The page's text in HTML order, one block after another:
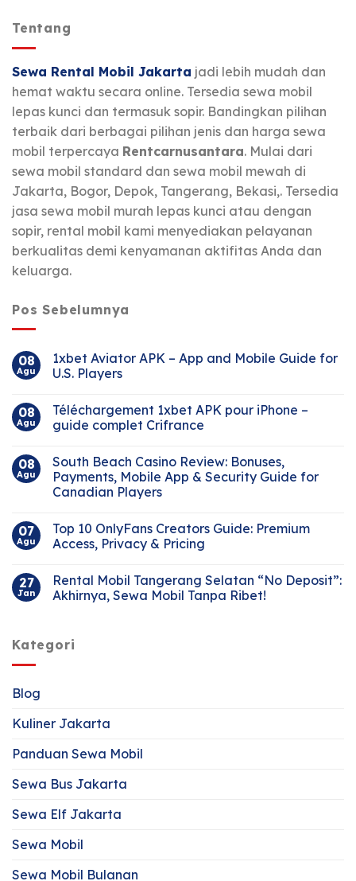
Tentang
Sewa Rental Mobil Jakarta jadi lebih mudah dan
hemat waktu secara online. Tersedia sewa mobil
lepas kunci dan termasuk sopir. Bandingkan pilihan
terbaik dari berbagai pilihan jenis dan harga sewa
mobil terpercaya Rentcarnusantara. Mulai dari
sewa mobil standard dan sewa mobil mewah di
Jakarta, Bogor, Depok, Tangerang, Bekasi,. Tersedia
jasa sewa mobil murah lepas kunci atau dengan
sopir, rental mobil kami menyediakan pelayanan
berkualitas demi kenyamanan aktifitas Anda dan
keluarga.
Pos Sebelumnya
08
Agu
1xbet Aviator APK – App and Mobile Guide for
U.S. Players
08
Agu
Téléchargement 1xbet APK pour iPhone –
guide complet Crifrance
08
Agu
South Beach Casino Review: Bonuses,
Payments, Mobile App & Security Guide for
Canadian Players
07
Agu
Top 10 OnlyFans Creators Guide: Premium
Access, Privacy & Pricing
27
Jan
Rental Mobil Tangerang Selatan “No Deposit”:
Akhirnya, Sewa Mobil Tanpa Ribet!
Kategori
Blog
Kuliner Jakarta
Panduan Sewa Mobil
Sewa Bus Jakarta
Sewa Elf Jakarta
Sewa Mobil
Sewa Mobil Bulanan